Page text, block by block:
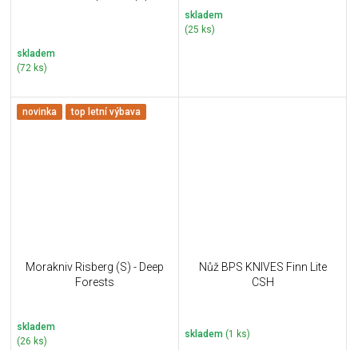
skladem
(72 ks)
skladem
(25 ks)
novinka top letní výbava
Morakniv Risberg (S) - Deep
Forests
skladem
(26 ks)
Nůž BPS KNIVES Finn Lite
CSH
skladem (1 ks)